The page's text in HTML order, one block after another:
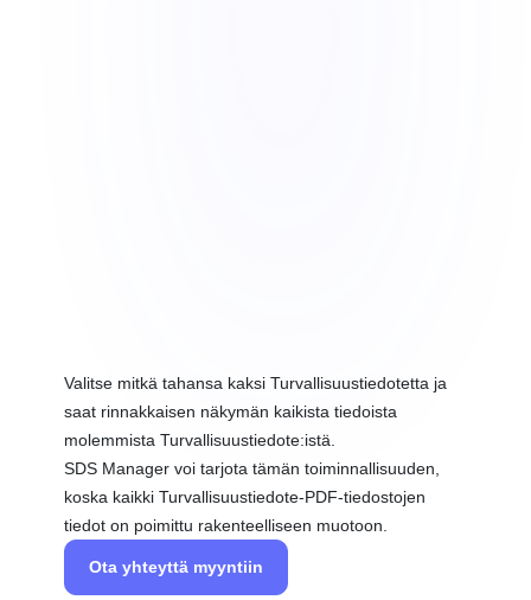
Valitse mitkä tahansa kaksi Turvallisuustiedotetta ja
saat rinnakkaisen näkymän kaikista tiedoista
molemmista Turvallisuustiedote:istä.
SDS Manager voi tarjota tämän toiminnallisuuden,
koska kaikki Turvallisuustiedote-PDF-tiedostojen
tiedot on poimittu rakenteelliseen muotoon.
Ota yhteyttä myyntiin